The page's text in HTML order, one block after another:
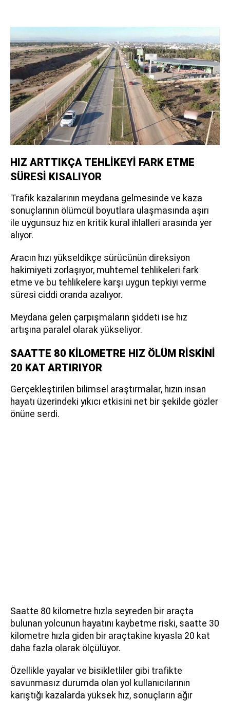
HIZ ARTTIKÇA TEHLİKEYİ FARK ETME
SÜRESİ KISALIYOR
Trafik kazalarının meydana gelmesinde ve kaza
sonuçlarının ölümcül boyutlara ulaşmasında aşırı
ile uygunsuz hız en kritik kural ihlalleri arasında yer
alıyor.
Aracın hızı yükseldikçe sürücünün direksiyon
hakimiyeti zorlaşıyor, muhtemel tehlikeleri fark
etme ve bu tehlikelere karşı uygun tepkiyi verme
süresi ciddi oranda azalıyor.
Meydana gelen çarpışmaların şiddeti ise hız
artışına paralel olarak yükseliyor.
SAATTE 80 KİLOMETRE HIZ ÖLÜM RİSKİNİ
20 KAT ARTIRIYOR
Gerçekleştirilen bilimsel araştırmalar, hızın insan
hayatı üzerindeki yıkıcı etkisini net bir şekilde gözler
önüne serdi.
Saatte 80 kilometre hızla seyreden bir araçta
bulunan yolcunun hayatını kaybetme riski, saatte 30
kilometre hızla giden bir araçtakine kıyasla 20 kat
daha fazla olarak ölçülüyor.
Özellikle yayalar ve bisikletliler gibi trafikte
savunmasız durumda olan yol kullanıcılarının
karıştığı kazalarda yüksek hız, sonuçların ağır